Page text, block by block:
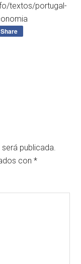
textos/portugal-
Share
publicada.
con*